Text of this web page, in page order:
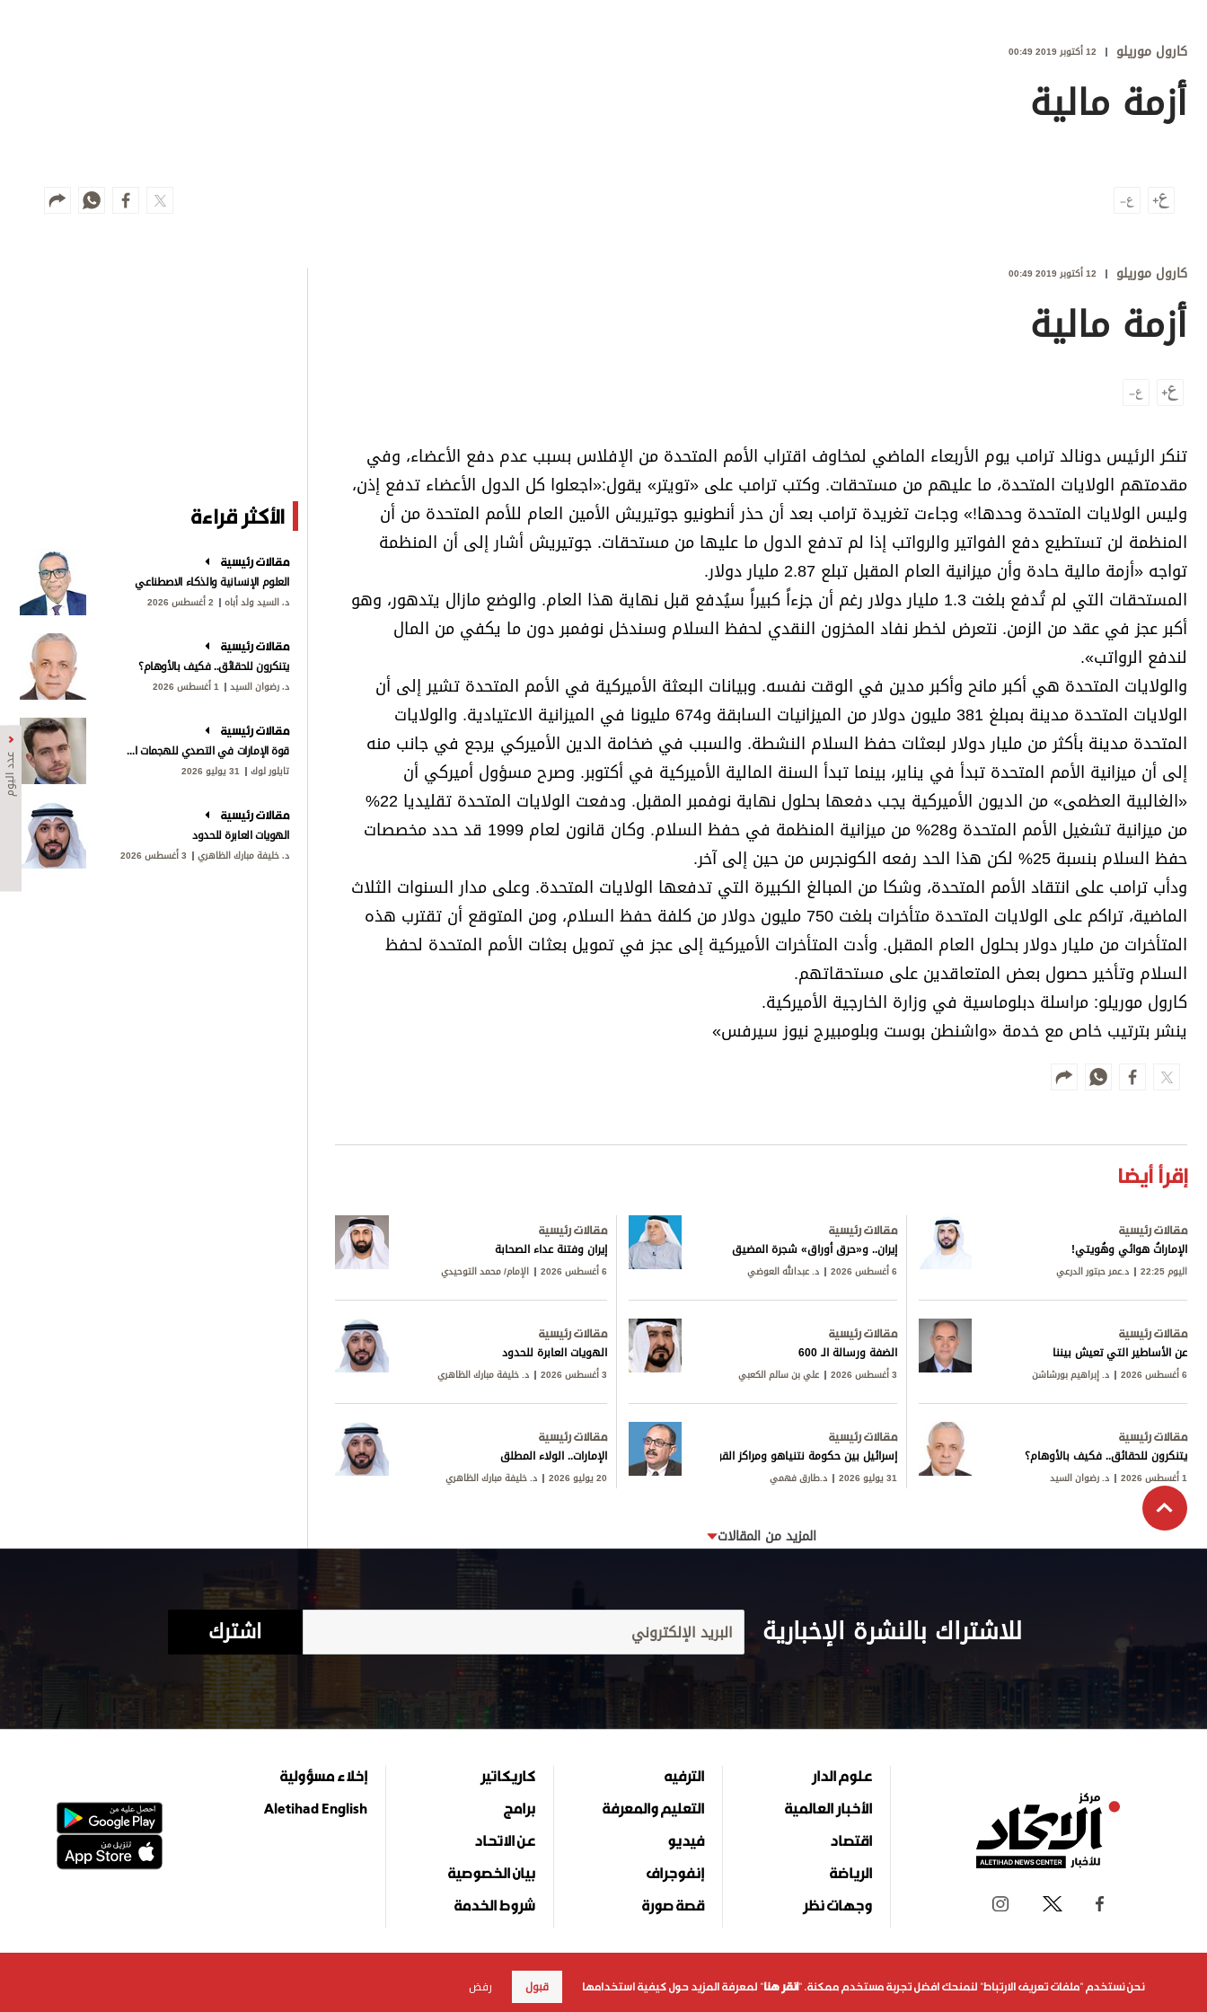
الذكاء الاصطناعي
تغطيات
إنفوجراف
قصة صورة
برامج
مواقيت الصلاة
الأحوال الجوية
عدد اليوم
كارول موريلو 12 أكتوبر 2019 00:49
أزمة مالية
كارول موريلو 12 أكتوبر 2019 00:49
أزمة مالية
تنكر الرئيس دونالد ترامب يوم الأربعاء الماضي لمخاوف اقتراب الأمم المتحدة من الإفلاس بسبب عدم دفع الأعضاء، وفي
مقدمتهم الولايات المتحدة، ما عليهم من مستحقات. وكتب ترامب على «تويتر» يقول:«اجعلوا كل الدول الأعضاء تدفع إذن،
وليس الولايات المتحدة وحدها!» وجاءت تغريدة ترامب بعد أن حذر أنطونيو جوتيريش الأمين العام للأمم المتحدة من أن
المنظمة لن تستطيع دفع الفواتير والرواتب إذا لم تدفع الدول ما عليها من مستحقات. جوتيريش أشار إلى أن المنظمة
تواجه «أزمة مالية حادة وأن ميزانية العام المقبل تبلع 2.87 مليار دولار.
المستحقات التي لم تُدفع بلغت 1.3 مليار دولار رغم أن جزءاً كبيراً سيُدفع قبل نهاية هذا العام. والوضع مازال يتدهور، وهو
أكبر عجز في عقد من الزمن. نتعرض لخطر نفاد المخزون النقدي لحفظ السلام وسندخل نوفمبر دون ما يكفي من المال
لندفع الرواتب».
والولايات المتحدة هي أكبر مانح وأكبر مدين في الوقت نفسه. وبيانات البعثة الأميركية في الأمم المتحدة تشير إلى أن
الولايات المتحدة مدينة بمبلغ 381 مليون دولار من الميزانيات السابقة و674 مليونا في الميزانية الاعتيادية. والولايات
المتحدة مدينة بأكثر من مليار دولار لبعثات حفظ السلام النشطة. والسبب في ضخامة الدين الأميركي يرجع في جانب منه
إلى أن ميزانية الأمم المتحدة تبدأ في يناير، بينما تبدأ السنة المالية الأميركية في أكتوبر. وصرح مسؤول أميركي أن
«الغالبية العظمى» من الديون الأميركية يجب دفعها بحلول نهاية نوفمبر المقبل. ودفعت الولايات المتحدة تقليديا 22%
من ميزانية تشغيل الأمم المتحدة و28% من ميزانية المنظمة في حفظ السلام. وكان قانون لعام 1999 قد حدد مخصصات
حفظ السلام بنسبة 25% لكن هذا الحد رفعه الكونجرس من حين إلى آخر.
ودأب ترامب على انتقاد الأمم المتحدة، وشكا من المبالغ الكبيرة التي تدفعها الولايات المتحدة. وعلى مدار السنوات الثلاث
الماضية، تراكم على الولايات المتحدة متأخرات بلغت 750 مليون دولار من كلفة حفظ السلام، ومن المتوقع أن تقترب هذه
المتأخرات من مليار دولار بحلول العام المقبل. وأدت المتأخرات الأميركية إلى عجز في تمويل بعثات الأمم المتحدة لحفظ
السلام وتأخير حصول بعض المتعاقدين على مستحقاتهم.
كارول موريلو: مراسلة دبلوماسية في وزارة الخارجية الأميركية.
ينشر بترتيب خاص مع خدمة «واشنطن بوست وبلومبيرج نيوز سيرفس»
إقرأ أيضا
مقالات رئيسية
الإماراتُ هوائي وهُويتي!
اليوم 22:25 د.عمر حبتور الدرعي
مقالات رئيسية
إيران.. و«حرق أوراق» شجرة المضيق
6 أغسطس 2026 د. عبدالله العوضي
مقالات رئيسية
إيران وفتنة عداء الصحابة
6 أغسطس 2026 الإمام/ محمد التوحيدي
مقالات رئيسية
عن الأساطير التي تعيش بيننا
6 أغسطس 2026 د. إبراهيم بورشاشن
مقالات رئيسية
الضفة ورسالة الـ 600
3 أغسطس 2026 علي بن سالم الكعبي
مقالات رئيسية
الهويات العابرة للحدود
3 أغسطس 2026 د. خليفة مبارك الظاهري
مقالات رئيسية
يتنكرون للحقائق.. فكيف بالأوهام؟
1 أغسطس 2026 د. رضوان السيد
مقالات رئيسية
إسرائيل بين حكومة نتنياهو ومراكز القوى
31 يوليو 2026 د.طارق فهمي
مقالات رئيسية
الإمارات.. الولاء المطلق
20 يوليو 2026 د. خليفة مبارك الظاهري
المزيد من المقالات
الأكثر قراءة
مقالات رئيسية
العلوم الإنسانية والذكاء الاصطناعي
د. السيد ولد أباه 2 أغسطس 2026
مقالات رئيسية
يتنكرون للحقائق.. فكيف بالأوهام؟
د. رضوان السيد 1 أغسطس 2026
مقالات رئيسية
قوة الإمارات في التصدي للهجمات الإيرانية
تايلور لوك 31 يوليو 2026
مقالات رئيسية
الهويات العابرة للحدود
د. خليفة مبارك الظاهري 3 أغسطس 2026
للاشتراك بالنشرة الإخبارية اشترك
علوم الدار
الأخبار العالمية
اقتصاد
الرياضة
وجهات نظر
الترفيه
التعليم والمعرفة
فيديو
إنفوجراف
قصة صورة
كاريكاتير
برامج
عن الاتحاد
بيان الخصوصية
شروط الخدمة
إخلاء مسؤولية
Aletihad English
جميع الحقوق محفوظة لمركز الاتحاد للأخبار 2026©
نحن نستخدم "ملفات تعريف الارتباط" لنمنحك افضل تجربة مستخدم ممكنة. "انقر هنا" لمعرفة المزيد حول كيفية استخدامها قبول رفض